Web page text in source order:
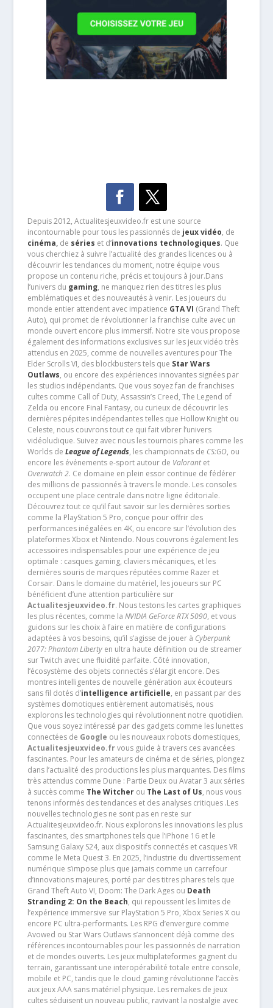
Depuis 2012, Actualitesjeuxvideo.fr est une source
incontournable pour tous les passionnés de jeux vidéo, de
cinéma,de séries et d’innovations technologiques. Que
vous cherchiez à suivre l’actualité des grandes licences ou à
découvrir les tendances du moment, notre équipe vous
propose un contenu riche, précis et toujours à jour.Dans
l’univers du gaming, ne manquez rien des titres les plus
emblématiques et des nouveautés à venir. Les joueurs du
monde entier attendent avec impatience GTA VI (Grand Theft
Auto), qui promet de révolutionner la franchise culte avec un
monde ouvert encore plus immersif. Notre site vous propose
également des informations exclusives sur les jeux vidéo très
attendus en 2025, comme de nouvelles aventures pour The
Elder Scrolls VI, des blockbusters tels que Star Wars
Outlaws, ou encore des expériences innovantes signées par
les studios indépendants. Que vous soyez fan de franchises
cultes comme Call of Duty, Assassin’s Creed, The Legend of
Zelda ou encore Final Fantasy, ou curieux de découvrir les
dernières pépites indépendantes telles que Hollow Knight ou
Celeste, nous couvrons tout ce qui fait vibrer l’univers
vidéoludique. Suivez avec nous les tournois phares comme les
Worlds de League of Legends, les championnats de CS:GO, ou
encore les événements e-sport autour de Valorantet
Overwatch 2. Ce domaine en plein essor continue de fédérer
des millions de passionnés à travers le monde. Les consoles
occupent une place centrale dans notre ligne éditoriale.
Découvrez tout ce qu’il faut savoir sur les dernières sorties
comme la PlayStation 5 Pro, conçue pour offrir des
performances inégalées en 4K, ou encore sur l’évolution des
plateformes Xbox et Nintendo. Nous couvrons également les
accessoires indispensables pour une expérience de jeu
optimale : casques gaming, claviers mécaniques, et les
dernières souris de marques réputées comme Razer et
Corsair. Dans le domaine du matériel, les joueurs sur PC
bénéficient d’une attention particulière sur
Actualitesjeuxvideo.fr. Nous testons les cartes graphiques
les plus récentes, comme la NVIDIA GeForce RTX 5090, et vous
guidons sur les choix à faire en matière de configurations
adaptées à vos besoins, qu’il s’agisse de jouer à Cyberpunk
2077: Phantom Libertyen ultra haute définition ou de streamer
sur Twitch avec une fluidité parfaite. Côté innovation,
l’écosystème des objets connectés s’élargit encore. Des
montres intelligentes de nouvelle génération aux écouteurs
sans fil dotés d’intelligence artificielle, en passant par des
systèmes domotiques entièrement automatisés, nous
explorons les technologies qui révolutionnent notre quotidien.
Que vous soyez intéressé par des gadgets comme les lunettes
connectées de Google ou les nouveaux robots domestiques,
Actualitesjeuxvideo.frvous guide à travers ces avancées
fascinantes. Pour les amateurs de cinéma et de séries, plongez
dans l’actualité des productions les plus marquantes. Des films
très attendus comme Dune : Partie Deux ou Avatar 3 aux séries
à succès comme The Witcherou The Last of Us, nous vous
tenons informés des tendances et des analyses critiques .Les
nouvelles technologies ne sont pas en reste sur
Actualitesjeuxvideo.fr. Nous explorons les innovations les plus
fascinantes, des smartphones tels que l’iPhone 16 et le
Samsung Galaxy S24, aux dispositifs connectés et casques VR
comme le Meta Quest 3. En 2025, l’industrie du divertissement
numérique s’impose plus que jamais comme un carrefour
d’innovations majeures, porté par des titres phares tels que
Grand Theft Auto VI, Doom: The Dark Ages ou Death
Stranding 2: On the Beach, qui repoussent les limites de
l’expérience immersive sur PlayStation 5 Pro, Xbox Series X ou
encore PC ultra-performants. Les RPG d’envergure comme
Avowed ou Star Wars Outlaws s’annoncent déjà comme des
références incontournables pour les passionnés de narration
et de mondes ouverts. Les jeux multiplateformes gagnent du
terrain, garantissant une interopérabilité totale entre console,
mobile et PC, tandis que le cloud gaming révolutionne l’accès
aux jeux AAA sans matériel physique. Les remakes de jeux
cultes séduisent un nouveau public, ravivant la nostalgie avec